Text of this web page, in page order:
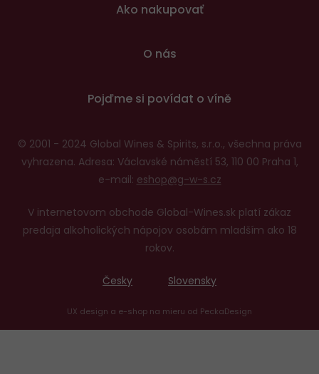
Ako nakupovať
O nás
Pojďme si povídat o víně
© 2001 - 2024 Global Wines & Spirits, s.r.o., všechna práva
vyhrazena. Adresa: Václavské náměstí 53, 110 00 Praha 1,
e-mail: eshop@g-w-s.cz
V internetovom obchode Global-Wines.sk platí zákaz
predaja alkoholických nápojov osobám mladším ako 18
rokov.
Česky Slovensky
UX design a e-shop na mieru od PeckaDesign